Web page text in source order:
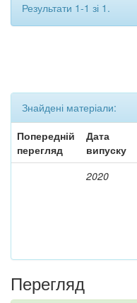
Результати 1-1 зі 1.
Знайдені матеріали:
Попередній
перегляд
Дата
випуску
2020
Перегляд